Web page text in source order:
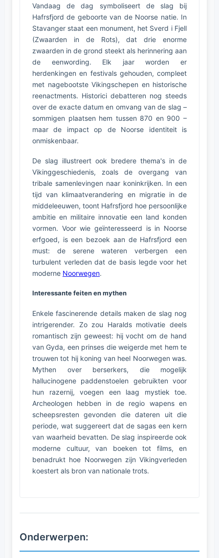
Vandaag de dag symboliseert de slag bij
Hafrsfjord de geboorte van de Noorse natie. In
Stavanger staat een monument, het Sverd i Fjell
(Zwaarden in de Rots), dat drie enorme
zwaarden in de grond steekt als herinnering aan
de eenwording. Elk jaar worden er
herdenkingen en festivals gehouden, compleet
met nagebootste Vikingschepen en historische
reenactments. Historici debatteren nog steeds
over de exacte datum en omvang van de slag –
sommigen plaatsen hem tussen 870 en 900 –
maar de impact op de Noorse identiteit is
onmiskenbaar.
De slag illustreert ook bredere thema's in de
Vikinggeschiedenis, zoals de overgang van
tribale samenlevingen naar koninkrijken. In een
tijd van klimaatverandering en migratie in de
middeleeuwen, toont Hafrsfjord hoe persoonlijke
ambitie en militaire innovatie een land konden
vormen. Voor wie geïnteresseerd is in Noorse
erfgoed, is een bezoek aan de Hafrsfjord een
must: de serene wateren verbergen een
turbulent verleden dat de basis legde voor het
moderne Noorwegen.
Interessante feiten en mythen
Enkele fascinerende details maken de slag nog
intrigerender. Zo zou Haralds motivatie deels
romantisch zijn geweest: hij vocht om de hand
van Gyda, een prinses die weigerde met hem te
trouwen tot hij koning van heel Noorwegen was.
Mythen over berserkers, die mogelijk
hallucinogene paddenstoelen gebruikten voor
hun razernij, voegen een laag mystiek toe.
Archeologen hebben in de regio wapens en
scheepsresten gevonden die dateren uit die
periode, wat suggereert dat de sagas een kern
van waarheid bevatten. De slag inspireerde ook
moderne cultuur, van boeken tot films, en
benadrukt hoe Noorwegen zijn Vikingverleden
koestert als bron van nationale trots.
Onderwerpen: